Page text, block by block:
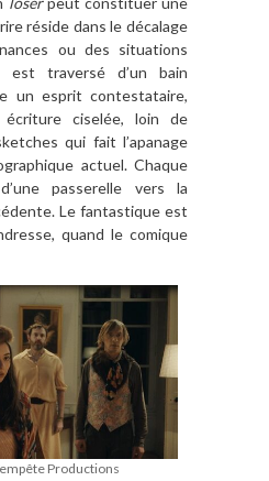
réside dans le décalage
ou des situations
est traversé d’un bain
un esprit contestataire,
ciselée, loin de
qui fait l’apanage
actuel. Chaque
passerelle vers la
Le fantastique est
quand le comique
Productions